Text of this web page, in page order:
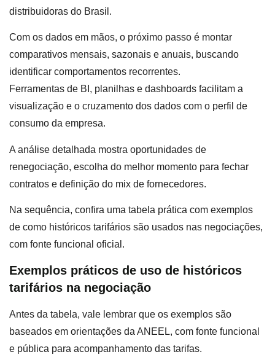
distribuidoras do Brasil.
Com os dados em mãos, o próximo passo é montar
comparativos mensais, sazonais e anuais, buscando
identificar comportamentos recorrentes.
Ferramentas de BI, planilhas e dashboards facilitam a
visualização e o cruzamento dos dados com o perfil de
consumo da empresa.
A análise detalhada mostra oportunidades de
renegociação, escolha do melhor momento para fechar
contratos e definição do mix de fornecedores.
Na sequência, confira uma tabela prática com exemplos
de como históricos tarifários são usados nas negociações,
com fonte funcional oficial.
Exemplos práticos de uso de históricos
tarifários na negociação
Antes da tabela, vale lembrar que os exemplos são
baseados em orientações da ANEEL, com fonte funcional
e pública para acompanhamento das tarifas.